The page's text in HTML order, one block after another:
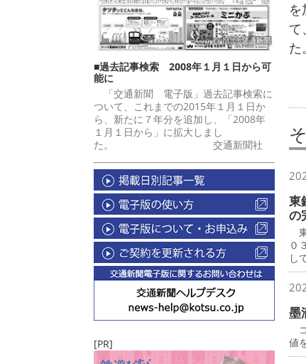
■過去記事検索 2008年１月１日から可
能に
「交通新聞 電子版」過去記事検索に
ついて、これまでの2015年１月１日か
ら、新たに７年分を追加し、「2008年
１月１日から」に拡大しまし
た。 交通新聞社
[PR]
を
て
た。
東
の
０
し
墨
値